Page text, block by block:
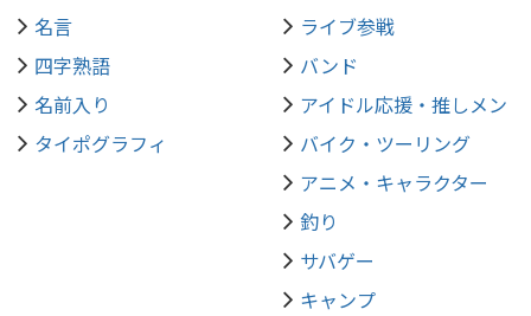
名言
四字熟語
名前入り
タイポグラフィ
ライブ参戦
バンド
アイドル応援・推しメン
バイク・ツーリング
アニメ・キャラクター
釣り
サバゲー
キャンプ